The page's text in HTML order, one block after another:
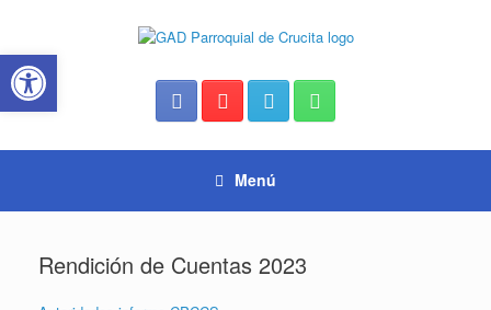
contenido
Menú
Rendición de Cuentas 2023
Abrir barra de herramientas